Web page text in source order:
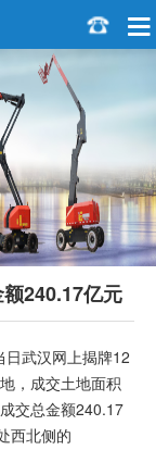
240.17亿元
武汉网上揭牌12
，成交土地面积
交总金额240.17
西北侧的